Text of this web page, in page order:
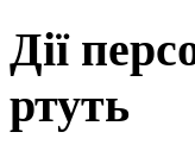
Дії
ртуть